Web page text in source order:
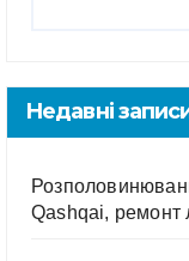
Недавні
Qashqai, ремонт